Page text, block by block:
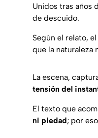
Unidos tras años
de descuido.
Según el relato, el
que la naturaleza
La escena,
tensión del
El texto que
ni piedad; por